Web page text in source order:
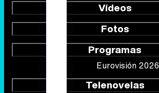
Vídeos
Fotos
Programas
Eurovisión 2026
Telenovelas